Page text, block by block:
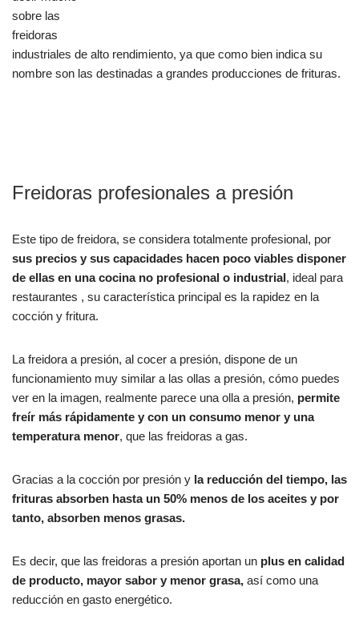
sobre las
freidoras
industriales de alto rendimiento, ya que como bien indica su
nombre son las destinadas a grandes producciones de frituras.
Freidoras profesionales a presión
Este tipo de freidora, se considera totalmente profesional, por
sus precios y sus capacidades hacen poco viables disponer
de ellas en una cocina no profesional o industrial, ideal para
restaurantes , su característica principal es la rapidez en la
cocción y fritura.
La freidora a presión, al cocer a presión, dispone de un
funcionamiento muy similar a las ollas a presión, cómo puedes
ver en la imagen, realmente parece una olla a presión, permite
freír más rápidamente y con un consumo menor y una
temperatura menor, que las freidoras a gas.
Gracias a la cocción por presión y la reducción del tiempo, las
frituras absorben hasta un 50% menos de los aceites y por
tanto, absorben menos grasas.
Es decir, que las freidoras a presión aportan un plus en calidad
de producto, mayor sabor y menor grasa, así como una
reducción en gasto energético.